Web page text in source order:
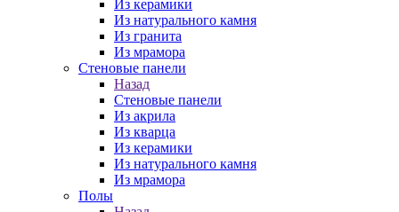
Из керамики
Из натурального камня
Из гранита
Из мрамора
Стеновые панели
Назад
Стеновые панели
Из акрила
Из кварца
Из керамики
Из натурального камня
Из мрамора
Полы